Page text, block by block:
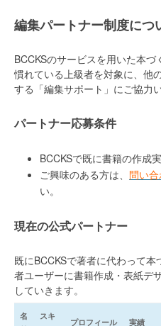
編集パートナー制度につ
BCCKSのサービスを用いた本
慣れている上級者を対象に、他
する「編集サポート」にご協力
パートナー応募条件
BCCKSで既に書籍の作成
ご興味のある方は、 問い
い。
現在の公式パートナー
既にBCCKSで著者に代わって
者ユーザーに書籍作成・表紙デ
していきます。
名
スキ
プロフィール 実績